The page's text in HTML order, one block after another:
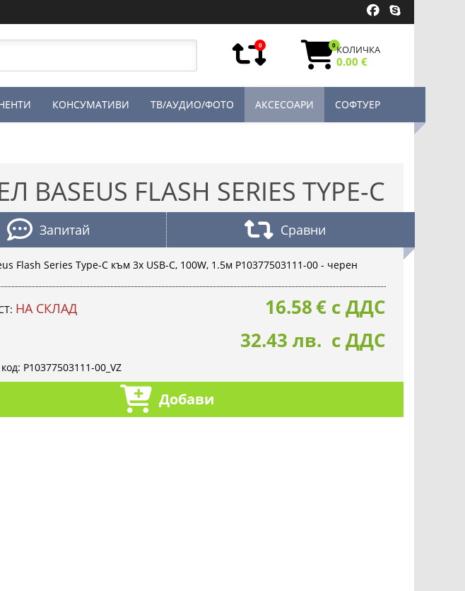
0 0КОЛИЧКА
0.00 €
КОНСУМАТИВИ ТВ/АУДИО/ФОТО АКСЕСОАРИ СОФТУЕР
BASEUS FLASH SERIES TYPE-C
Запитай Сравни
Flash Series Type-C към 3x USB-C, 100W, 1.5м P10377503111-00 - черен
НА СКЛАД 16.58€ с ДДС
32.43 лв. с ДДС
P10377503111-00_VZ
Добави